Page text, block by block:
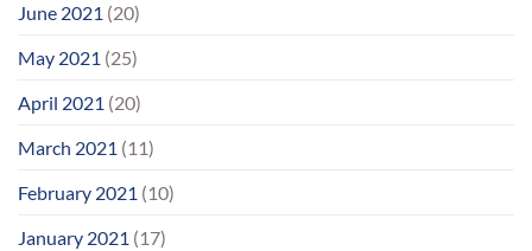
June 2021 (20)
May 2021 (25)
April 2021 (20)
March 2021 (11)
February 2021 (10)
January 2021 (17)